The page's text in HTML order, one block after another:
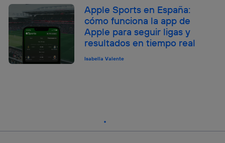
Apple Sports en España:
cómo funciona la app de
Apple para seguir ligas y
resultados en tiempo real
Isabella Valente